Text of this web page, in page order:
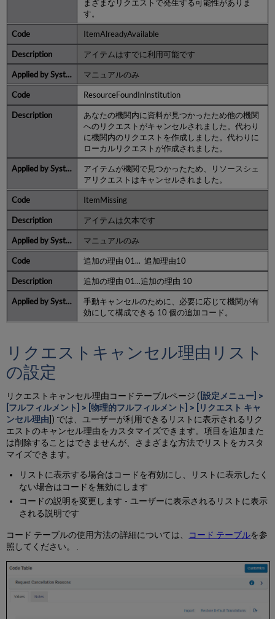
まざまなリクエストで発生する可能性がありま
す。
ItemAlreadyAvailable
アイテムはすでに利用可能です
マニュアルのみ
ResourceFoundInInstitution
あなたの機関内に資料が見つかったため他の機関
へのリクエストがキャンセルされました。代わり
に機関内のリクエストを作成しました。代わりに
ローカルリクエストが作成されました。
アイテムが機関で見つかったため、リソースシェ
アリクエストはキャンセルされました。
ItemMissing
アイテムは欠本です
マニュアルのみ
追加の理由 01... 追加理由10
追加の理由 01...追加の理由 10
手動キャンセルのために、必要に応じて機関が有
効にして構成できる 10 個の追加コード。
リクエストキャンセル理由リスト
の設定
リクエストキャンセル理由コードテーブルページ ([設定メニュー] >
[フルフィルメント] > [物理的フルフィルメント] > [リクエスト キャ
ンセル理由]) では、ユーザーが利用できるリストに表示されるリク
エストのキャンセル理由をカスタマイズできます。項目を追加また
は削除することはできませんが、さまざまな方法でリストをカスタ
マイズできます。
リストに表示する場合はコードを有効にし、リストに表示したく
ない場合はコードを無効にします
コードの説明を変更します - ユーザーに表示されるリストに表示
される説明です
コード テーブルの使用方法の詳細については、 コード テーブルを参
照してください。 .